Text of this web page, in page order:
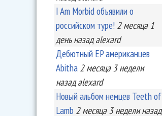
I Am Morbid объявили о
российском туре! 2 месяца 1
деньназад alexard
Дебютный EP американцев
Abitha 2 месяца 3 недели
назад alexard
Новый альбом немцев Teeth of
Lamb 2 месяца 3 неделиназад